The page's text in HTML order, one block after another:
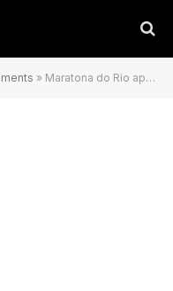
» Maratona do Rio apresenta Mara, mascote inédita da prova